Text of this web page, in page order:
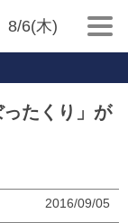
8/6(木)
ったくり」が
2016/09/05